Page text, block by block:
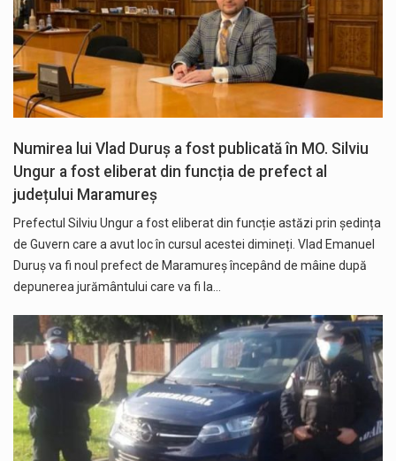
Numirea lui Vlad Duruș a fost publicată în MO. Silviu
Ungur a fost eliberat din funcția de prefect al
județului Maramureș
Prefectul Silviu Ungur a fost eliberat din funcție astăzi prin ședința
de Guvern care a avut loc în cursul acestei dimineți. Vlad Emanuel
Duruș va fi noul prefect de Maramureș începând de mâine după
depunerea jurământului care va fi la…